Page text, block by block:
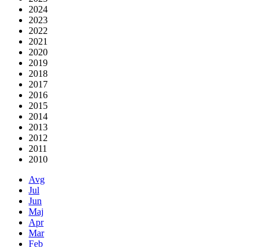
2024
2023
2022
2021
2020
2019
2018
2017
2016
2015
2014
2013
2012
2011
2010
Avg
Jul
Jun
Maj
Apr
Mar
Feb